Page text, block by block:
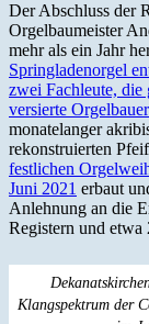
Der Abschluss der
Orgelbaumeister
mehr als ein Jahr
Springladenorgel
zwei Fachleute, die
versierte
monatelanger
rekonstruierten
festlichen
Juni 2021 erbaut
Anlehnung an die
Registern und
Klangspektrum der